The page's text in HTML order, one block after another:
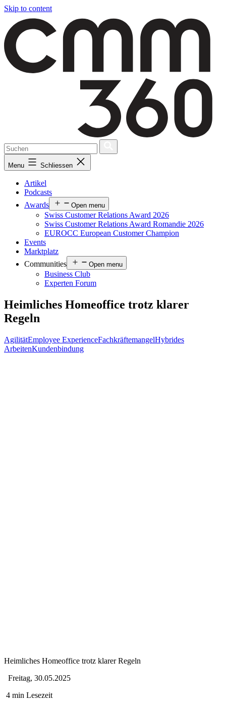
Skip to content
Menu Schliessen
Artikel
Podcasts
Awards
Open menu
Swiss Customer Relations Award 2026
Swiss Customer Relations Award Romandie 2026
EUROCC European Customer Champion
Events
Marktplatz
Communities
Open menu
Business Club
Experten Forum
Heimliches Homeoffice trotz klarer
Regeln
AgilitätEmployee ExperienceFachkräftemangelHybrides
ArbeitenKundenbindung
Heimliches Homeoffice trotz klarer Regeln
Freitag, 30.05.2025
4 min Lesezeit